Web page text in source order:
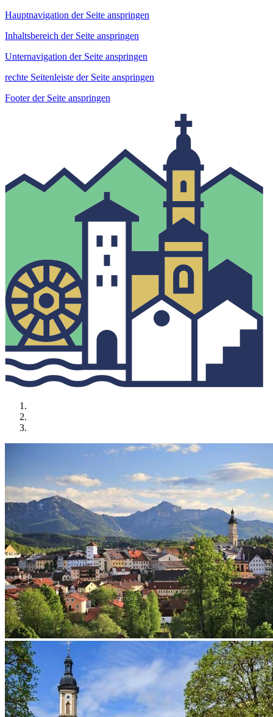
Hauptnavigation der Seite anspringen
Inhaltsbereich der Seite anspringen
Unternavigation der Seite anspringen
rechte Seitenleiste der Seite anspringen
Footer der Seite anspringen